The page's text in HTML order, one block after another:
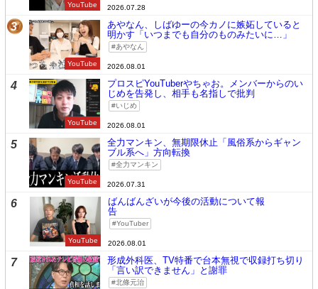
YouTube 2026.07.28
3
YouTube
あやなん、しばゆーの今カノに嫉妬していると
明かす「いつまでも自分のものみたいに…」
あやなん
2026.08.01
4
YouTube
プロスピYouTuberやちゃお。メンバーからのい
じめを告発し、相手も名指しで批判
いじめ
2026.08.01
5
YouTube
全力マンキン、無期限休止「風俗系からギャン
ブル系へ」方向転換
全力マンキン
2026.07.31
6
YouTube
ばんばんざいが今後の活動について報
告
YouTuber
2026.08.01
7
形成外科医、TV特番で台本無視で収録打ち切り
「言い訳できません」と謝罪
北條元治